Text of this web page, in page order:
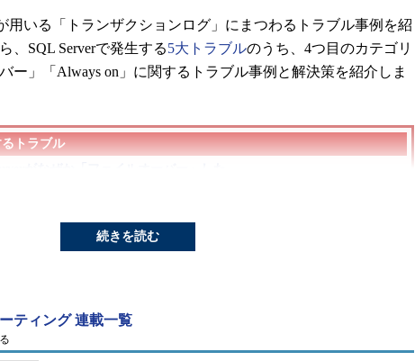
用いる「トランザクションログ」にまつわるトラブル事例を紹
、SQL Serverで発生する5大トラブルのうち、4つ目のカテゴリ
ー」「Always on」に関するトラブル事例と解決策を紹介しま
トラブル
オーバークラスタリング」とは何か
続きを読む
ティング 連載一覧